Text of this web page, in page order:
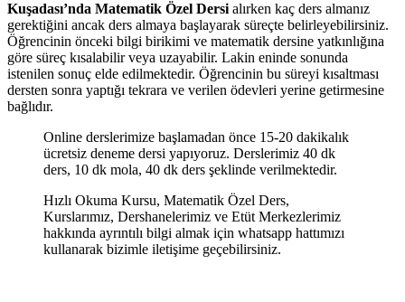
Kuşadası’nda Matematik Özel Dersialırken kaç ders almanız
gerektiğini ancak ders almaya başlayarak süreçte belirleyebilirsiniz.
Öğrencinin önceki bilgi birikimi ve matematik dersine yatkınlığına
göre süreç kısalabilir veya uzayabilir. Lakin eninde sonunda
istenilen sonuç elde edilmektedir. Öğrencinin bu süreyi kısaltması
dersten sonra yaptığı tekrara ve verilen ödevleri yerine getirmesine
bağlıdır.
Online derslerimize başlamadan önce 15-20 dakikalık
ücretsiz deneme dersi yapıyoruz. Derslerimiz 40 dk
ders, 10 dk mola, 40 dk ders şeklinde verilmektedir.
Hızlı Okuma Kursu, Matematik Özel Ders,
Kurslarımız, Dershanelerimiz ve Etüt Merkezlerimiz
hakkında ayrıntılı bilgi almak için whatsapp hattımızı
kullanarak bizimle iletişime geçebilirsiniz.